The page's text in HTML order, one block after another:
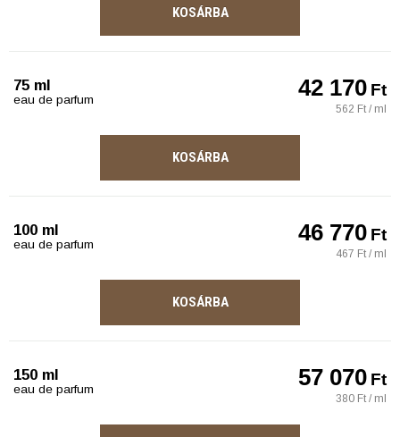
KOSÁRBA
75 ml
eau de parfum 42 170Ft
562 Ft / ml
KOSÁRBA
100 ml
eau de parfum 46 770Ft
467 Ft / ml
KOSÁRBA
150 ml
eau de parfum 57 070Ft
380 Ft / ml